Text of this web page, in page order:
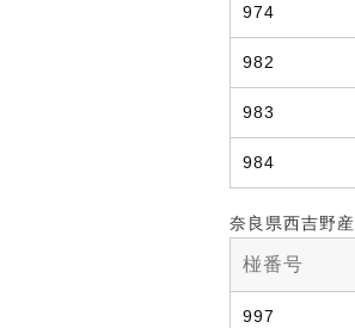
974
982
983
984
奈良県西吉野産
椪番号
997